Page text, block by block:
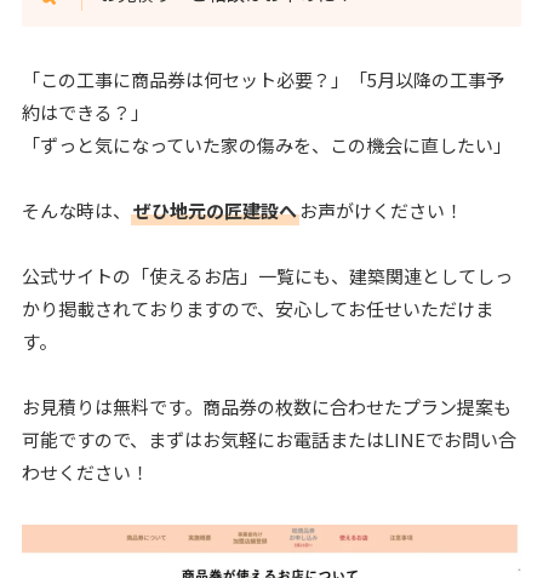
「この工事に商品券は何セット必要？」「5月以降の工事予
約はできる？」
「ずっと気になっていた家の傷みを、この機会に直したい」
そんな時は、 ぜひ地元の匠建設へお声がけください！
公式サイトの「使えるお店」一覧にも、建築関連としてしっ
かり掲載されておりますので、安心してお任せいただけま
す。
お見積りは無料です。商品券の枚数に合わせたプラン提案も
可能ですので、まずはお気軽にお電話またはLINEでお問い合
わせください！